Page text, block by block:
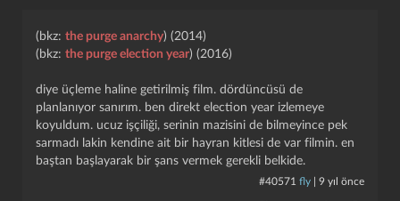
yanlarını sıraladım.
(bkz: the purge anarchy) (2014)
(bkz: the purge election year) (2016)
diye üçleme haline getirilmiş film. dördüncüsü de
planlanıyor sanırım. ben direkt election year izlemeye
koyuldum. ucuz işçiliği, serinin mazisini de bilmeyince pek
sarmadı lakin kendine ait bir hayran kitlesi de var filmin. en
baştan başlayarak bir şans vermek gerekli belkide.
#40571 fly 9 yıl önce